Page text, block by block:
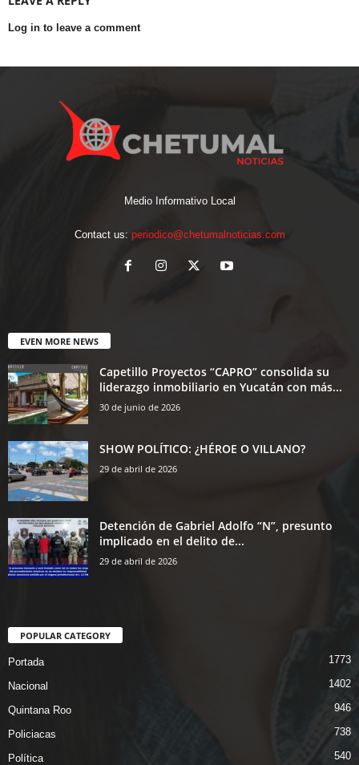
Log in to leave a comment
Medio Informativo Local
Contact us: periodico@chetumalnoticias.com
EVEN MORE NEWS
Capetillo Proyectos “CAPRO” consolida su
liderazgo inmobiliario en Yucatán con más...
30 de junio de 2026
SHOW POLÍTICO: ¿HÉROE O VILLANO?
29 de abril de 2026
Detención de Gabriel Adolfo “N”, presunto
implicado en el delito de...
29 de abril de 2026
POPULAR CATEGORY
Portada 1773
Nacional 1402
Quintana Roo 946
Policiacas 738
Política 540